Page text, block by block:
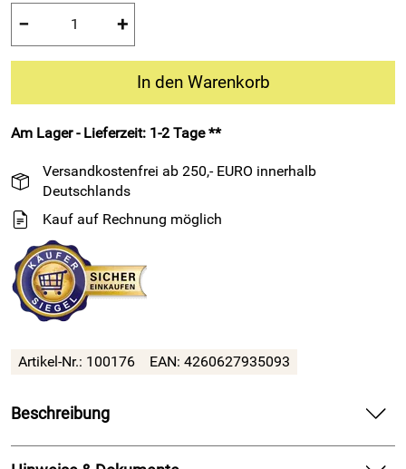
− +
In den Warenkorb
Am Lager - Lieferzeit: 1-2 Tage **
Versandkostenfrei ab 250,- EURO innerhalb
Deutschlands
Kauf auf Rechnung möglich
Artikel-Nr.: 100176 EAN: 4260627935093
Beschreibung
HSF Quellband / Kompriband - schlagregendicht von 4 - 15